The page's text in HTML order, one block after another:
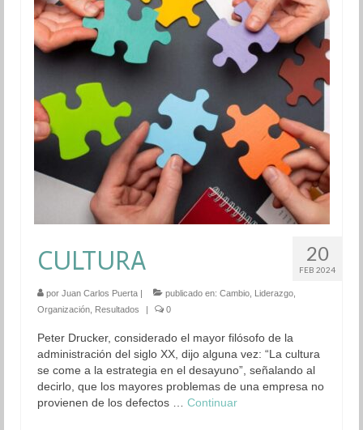
20
FEB 2024
CULTURA
por Juan Carlos Puerta | publicado en: Cambio Liderazgo
Organización Resultados | 0
Peter Drucker, considerado el mayor filósofo de la
administración del siglo XX, dijo alguna vez: “La cultura
se come a la estrategia en el desayuno”, señalando al
decirlo, que los mayores problemas de una empresa no
provienen de los defectos … Continuar